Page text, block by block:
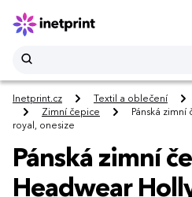
Inetprint.cz Textil a oblečení
Zimní čepice
Pánská
royal, onesize
Pánská zimní
Headwear